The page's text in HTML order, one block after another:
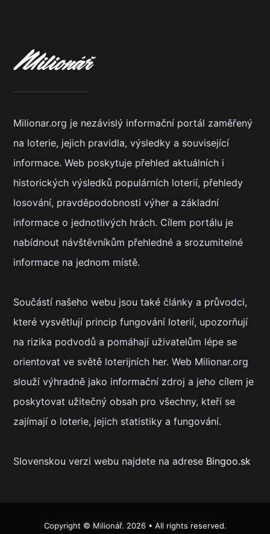
Milionar.org je nezávislý informační portál zaměřený
na loterie, jejich pravidla, výsledky a související
informace. Web poskytuje přehled aktuálních i
historických výsledků populárních loterií, přehledy
losování, pravděpodobnosti výher a základní
informace o jednotlivých hrách. Cílem portálu je
nabídnout návštěvníkům přehledné a srozumitelné
informace na jednom místě.
Součástí našeho webu jsou také články a průvodci,
které vysvětlují princip fungování loterií, upozorňují
na rizika podvodů a pomáhají uživatelům lépe se
orientovat ve světě loterijních her. Web Milionar.org
slouží výhradně jako informační zdroj a jeho cílem je
poskytovat užitečný obsah pro všechny, kteří se
zajímají o loterie, jejich statistiky a fungování.
Slovenskou verzi webu najdete na adrese Bingoo.sk
Copyright © Milionář. 2026 • All rights reserved.